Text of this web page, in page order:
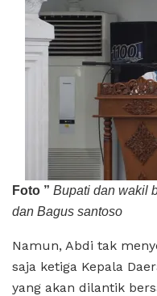
Foto ” Bupati dan wakil
dan Bagus santoso
Namun, Abdi tak
saja ketiga Kepala
yang akan dilantik